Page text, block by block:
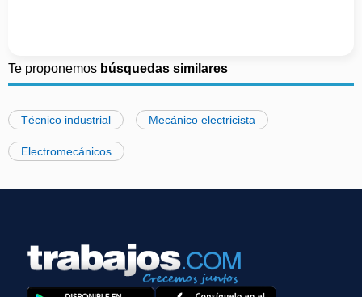
Te proponemos búsquedas similares
Técnico industrial Mecánico electricista
Electromecánicos